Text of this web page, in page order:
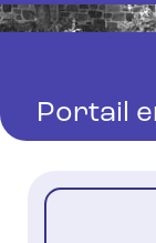
Portail